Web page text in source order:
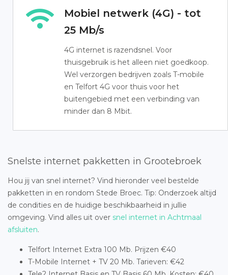
Mobiel netwerk (4G) - tot
25 Mb/s
4G internet is razendsnel. Voor
thuisgebruik is het alleen niet goedkoop.
Wel verzorgen bedrijven zoals T-mobile
en Telfort 4G voor thuis voor het
buitengebied met een verbinding van
minder dan 8 Mbit.
Snelste internet pakketten in Grootebroek
Hou jij van snel internet? Vind hieronder veel bestelde
pakketten in en rondom Stede Broec. Tip: Onderzoek altijd
de condities en de huidige beschikbaarheid in jullie
omgeving. Vind alles uit over snel internet in Achtmaal
afsluiten.
Telfort Internet Extra 100 Mb. Prijzen €40
T-Mobile Internet + TV 20 Mb. Tarieven: €42